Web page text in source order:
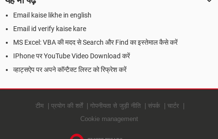
Email kaise likhe in english
Email id verify kaise kare
MS Excel: VBA की मदद से Search और Find का इस्तेमाल कैसे करें
IPhone पर YouTube Video Download करें
व्हाट्सऐप पर अपने कॉन्टैक्ट लिस्ट को रिफ्रेश करें
टीम प्रयोग की शर्तें गोपनीयता से जुड़ी नीति संपर्क
चार्टर
Cookie management